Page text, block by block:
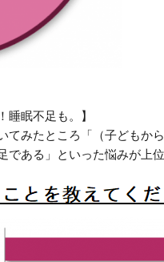
睡眠不足も。】
みたところ「（子どもか
である」といった悩みが上